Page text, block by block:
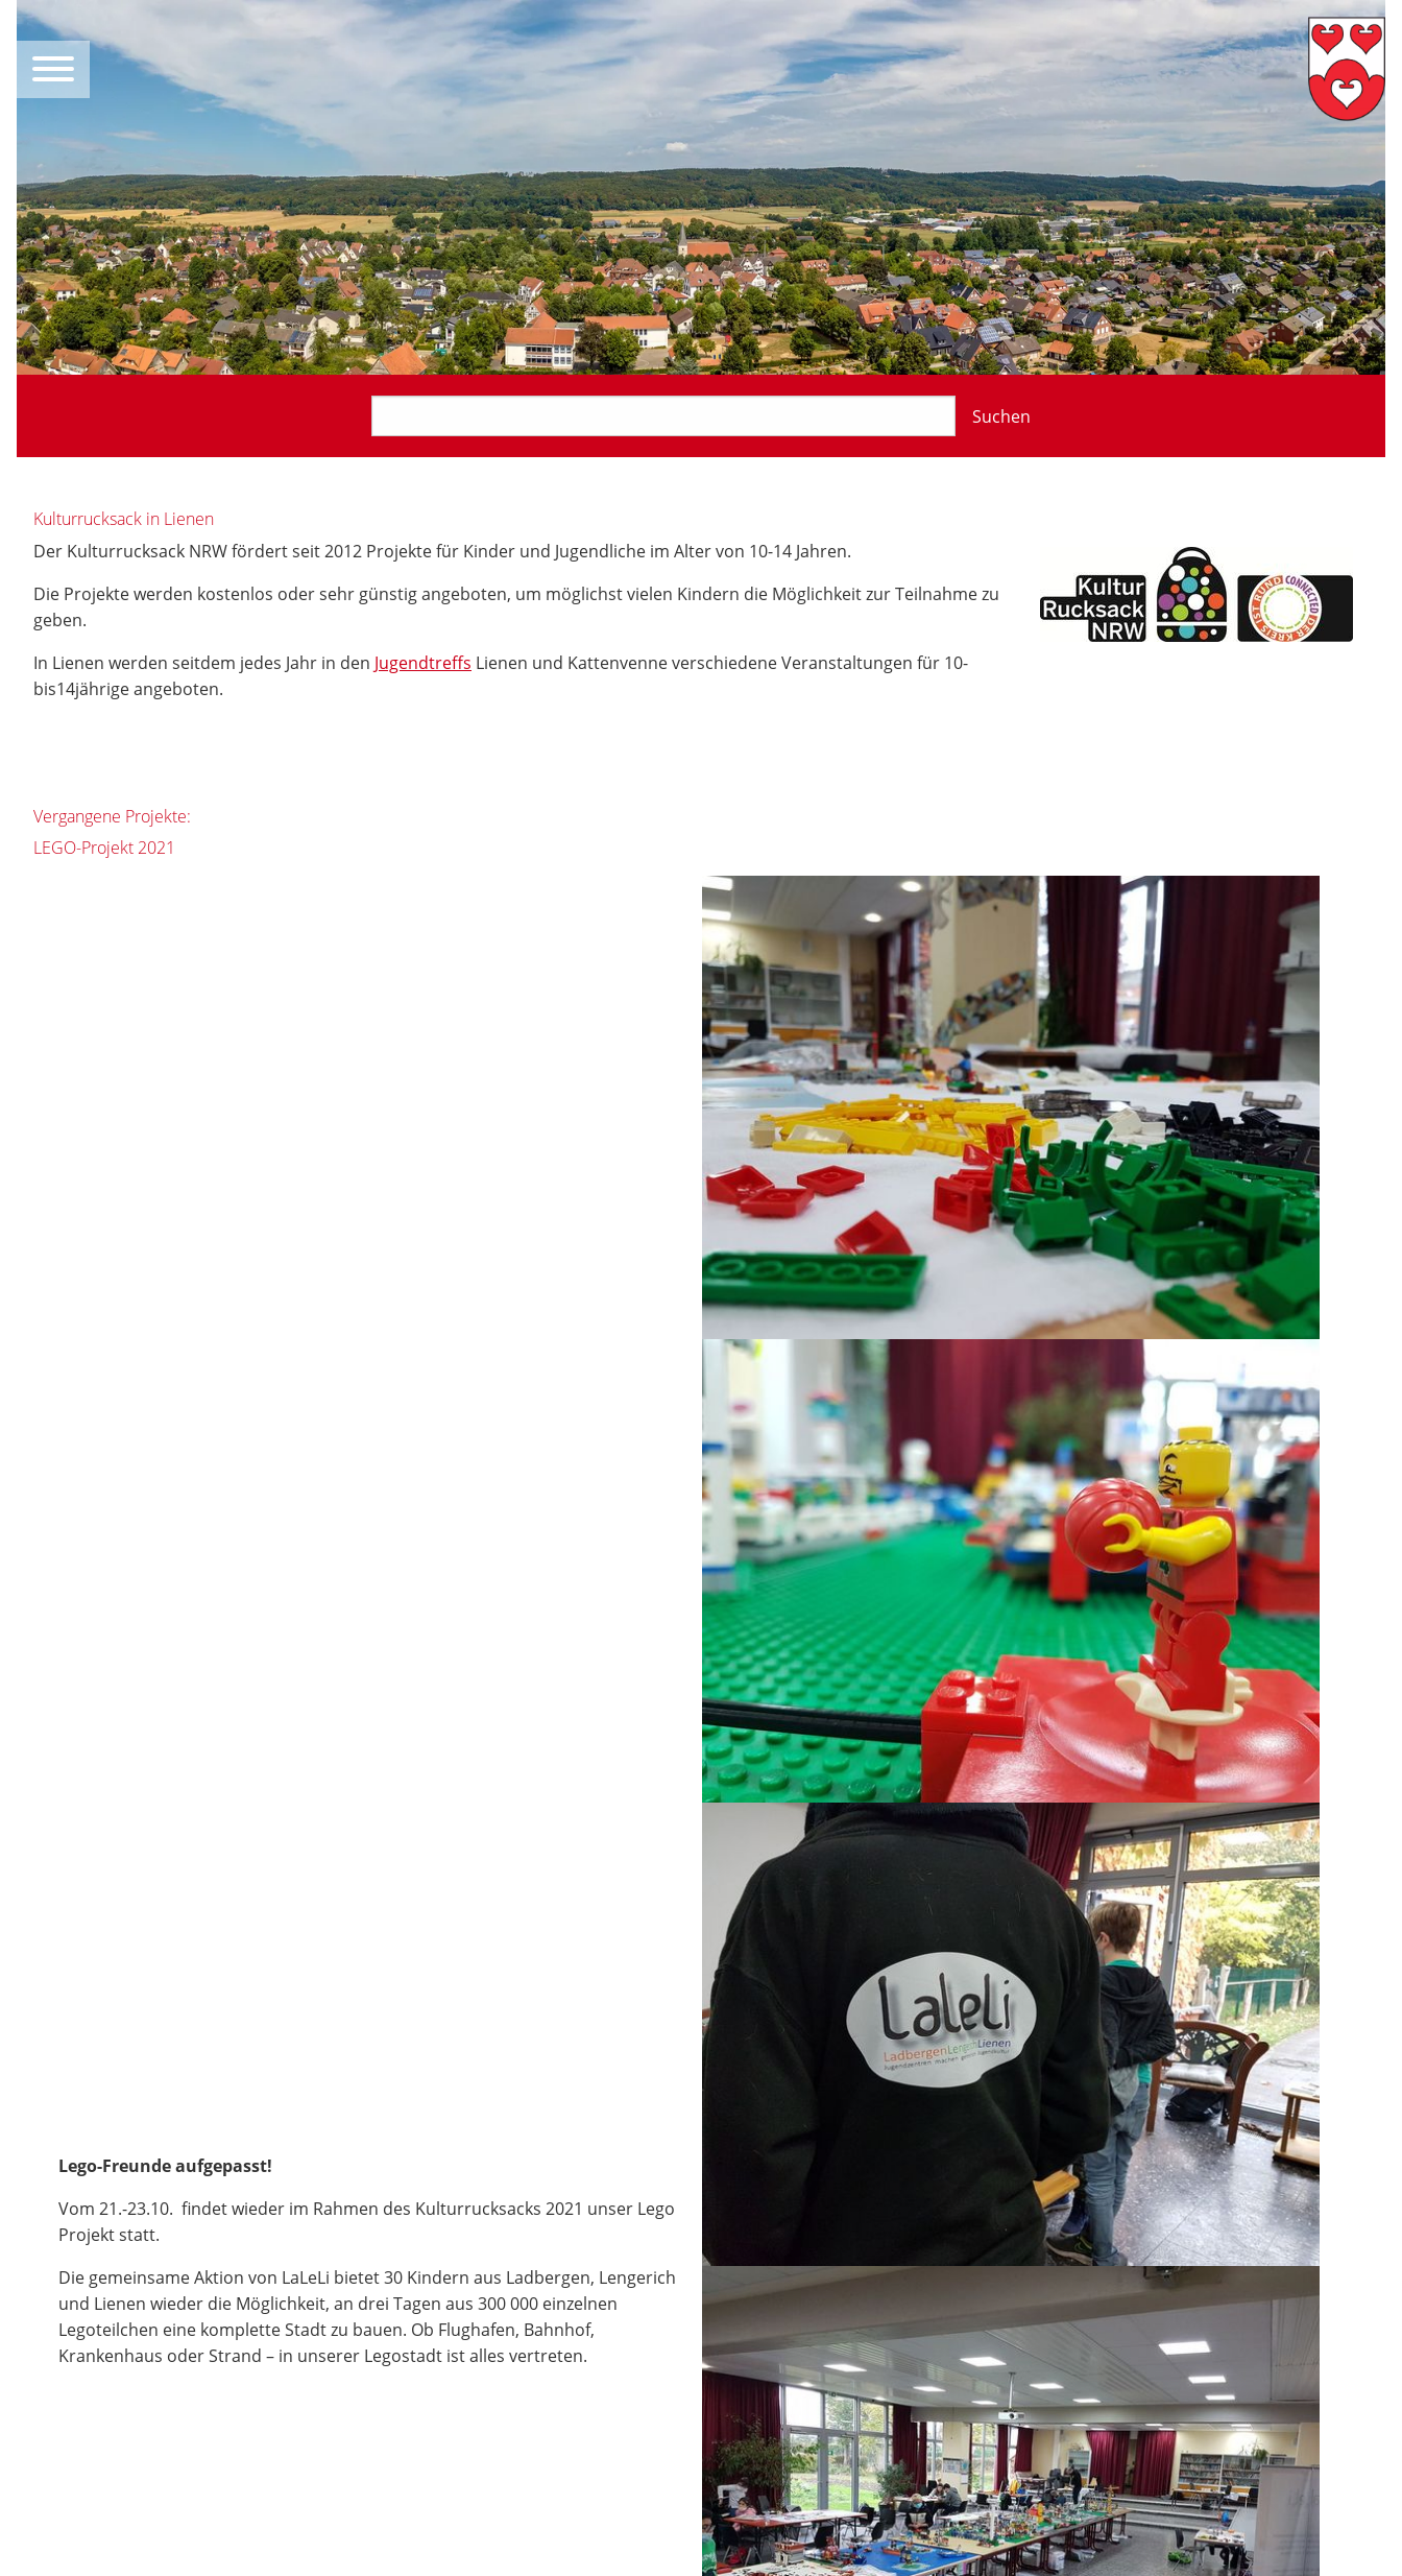
Suchen
Kulturrucksack in Lienen
Der Kulturrucksack NRW fördert seit 2012 Projekte für Kinder und Jugendliche im Alter von 10-14 Jahren.
Die Projekte werden kostenlos oder sehr günstig angeboten, um möglichst vielen Kindern die Möglichkeit zur Teilnahme zu
geben.
In Lienen werden seitdem jedes Jahr in den Jugendtreffs Lienen und Kattenvenne verschiedene Veranstaltungen für 10-
bis14jährige angeboten.
Vergangene Projekte:
LEGO-Projekt 2021
Lego-Freunde aufgepasst!
Vom 21.-23.10. findet wieder im Rahmen des Kulturrucksacks 2021 unser Lego
Projekt statt.
Die gemeinsame Aktion von LaLeLi bietet 30 Kindern aus Ladbergen, Lengerich
und Lienen wieder die Möglichkeit, an drei Tagen aus 300 000 einzelnen
Legoteilchen eine komplette Stadt zu bauen. Ob Flughafen, Bahnhof,
Krankenhaus oder Strand – in unserer Legostadt ist alles vertreten.